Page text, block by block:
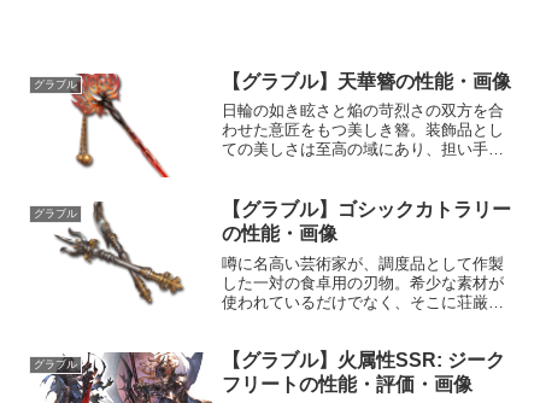
グラブル 【グラブル】天華簪の性能・画像
日輪の如き眩さと焔の苛烈さの双方を合
わせた意匠をもつ美しき簪。装飾品とし
ての美しさは至高の域にあり、担い手を
つ紅焔の如き苛烈さで、あらゆるものを
射抜き、死へと誘う。性能...
グラブル
【グラブル】ゴシックカトラリー
の性能・画像
噂に名高い芸術家が、調度品として作製
した一対の食卓用の刃物。希少な素材が
使われているだけでなく、そこに荘厳な
引されている。性能属性武器種解放段階
光格闘HP攻撃力MAXL...
グラブル
【グラブル】火属性SSR: ジーク
フリートの性能・評価・画像